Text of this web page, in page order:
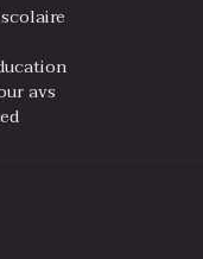
avs